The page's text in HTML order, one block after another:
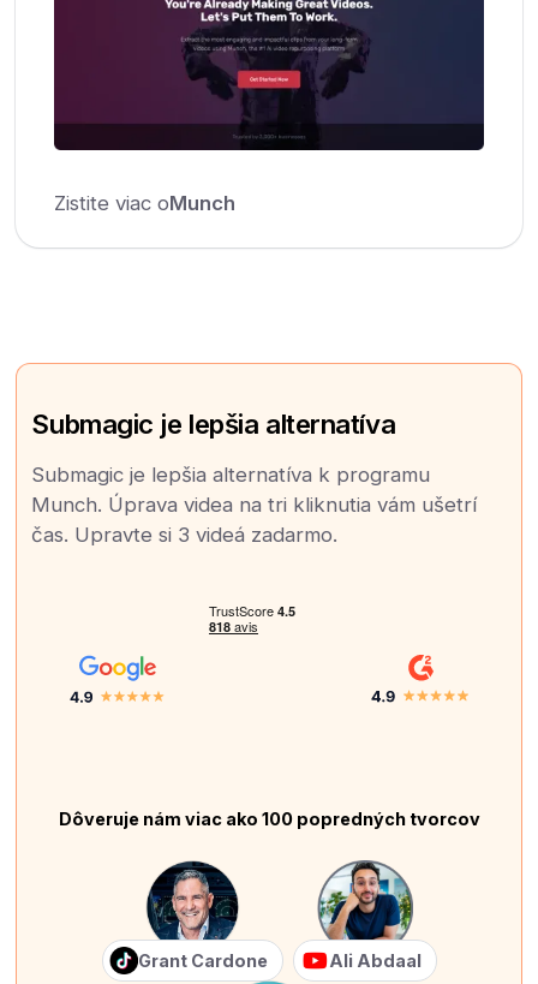
Zistite viac oMunch
Submagic je lepšia alternatíva
Submagic je lepšia alternatíva k programu
Munch. Úprava videa na tri kliknutia vám ušetrí
čas. Upravte si 3 videá zadarmo.
Dôveruje nám viac ako 100 popredných tvorcov
Grant Cardone Ali Abdaal